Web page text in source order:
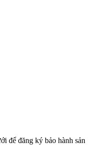
để đăng ký bảo hành sản